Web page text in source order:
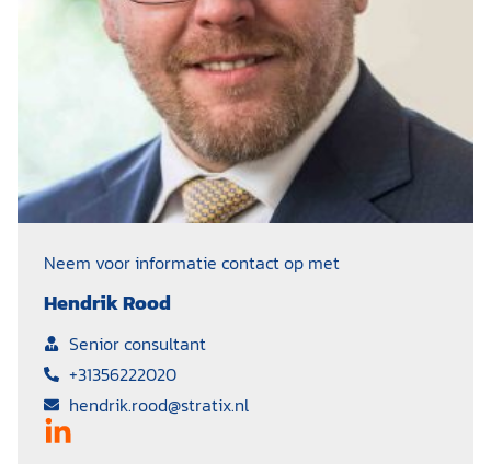
Neem voor informatie contact op met
Hendrik Rood
Senior consultant
+31356222020
hendrik.rood@stratix.nl